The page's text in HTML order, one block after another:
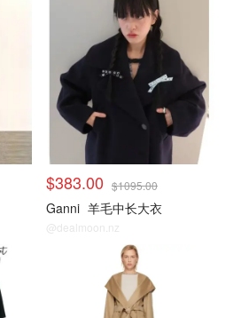
$383.00 $1095.00
Ganni 羊毛中长大衣
@dealmoon.nz